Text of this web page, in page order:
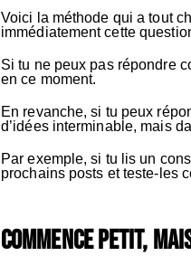
Voici la méthode qui a tout
immédiatement cette
Si tu ne peux pas répondre
en ce moment.
En revanche, si tu peux
d’idées interminable, mais
Par exemple, si tu lis un
prochains posts et teste-les
Commence petit,